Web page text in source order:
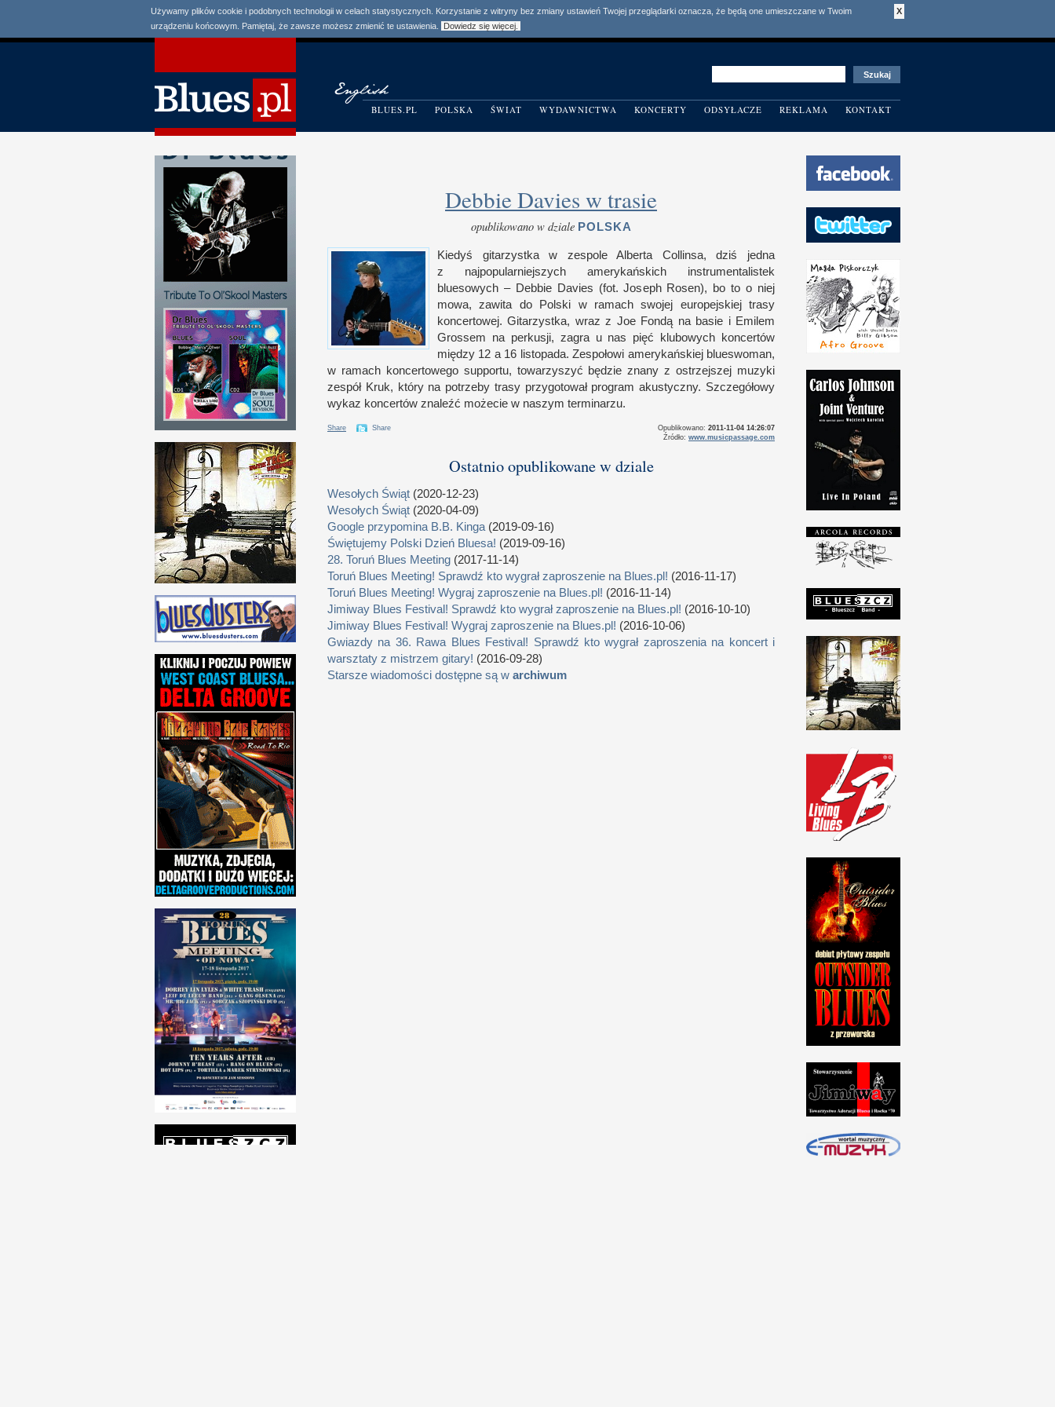
X
Używamy plików cookie i podobnych technologii w celach statystycznych. Korzystanie z witryny bez zmiany ustawień Twojej przeglądarki oznacza, że będą one umieszczane w Twoim
urządzeniu końcowym. Pamiętaj, że zawsze możesz zmienić te ustawienia.
Dowiedz się więcej.
BLUES.PL POLSKA ŚWIAT WYDAWNICTWA KONCERTY ODSYŁACZE REKLAMA KONTAKT
Debbie Davies w trasie
opublikowano w dziale POLSKA
Kiedyś gitarzystkaw zespole Alberta Collinsa, dziś jedna
z najpopularniejszych amerykańskich instrumentalistek
bluesowych – Debbie Davies (fot. Joseph Rosen), bo too niej
mowa, zawita do Polski w ramach swojej europejskiej trasy
koncertowej. Gitarzystka, wrazz Joe Fondą na basie i Emilem
Grossem na perkusji, zagra u nas pięć klubowych koncertów
między 12 a 16 listopada. Zespołowi amerykańskiej blueswoman,
w ramach koncertowego supportu, towarzyszyć będzie znanyz ostrzejszej muzyki
zespół Kruk, który na potrzeby trasy przygotował program akustyczny. Szczegółowy
wykaz koncertów znaleźć możecie w naszym terminarzu.
Share Share Opublikowano: 2011-11-04 14:26:07
Źródło: www.musicpassage.com
Ostatnio opublikowane w dziale
Wesołych Świąt (2020-12-23)
Wesołych Świąt (2020-04-09)
Google przypomina B.B. Kinga (2019-09-16)
Świętujemy Polski Dzień Bluesa! (2019-09-16)
28. Toruń Blues Meeting (2017-11-14)
Toruń Blues Meeting! Sprawdź kto wygrał zaproszenie na Blues.pl! (2016-11-17)
Toruń Blues Meeting! Wygraj zaproszenie na Blues.pl! (2016-11-14)
Jimiway Blues Festival! Sprawdź kto wygrał zaproszenie na Blues.pl! (2016-10-10)
Jimiway Blues Festival! Wygraj zaproszenie na Blues.pl! (2016-10-06)
Gwiazdy na 36. Rawa Blues Festival! Sprawdź kto wygrał zaproszenia na koncert i
warsztaty z mistrzem gitary! (2016-09-28)
Starsze wiadomości dostępne są w archiwum